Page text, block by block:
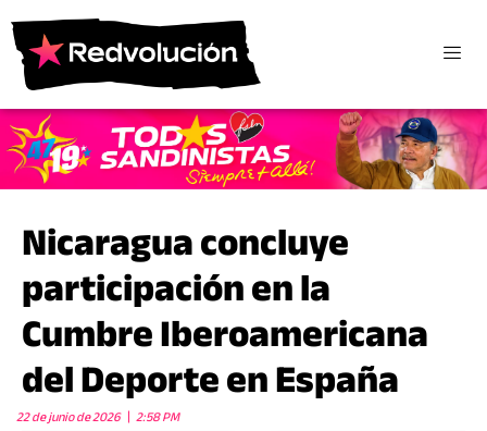
Nicaragua concluye
participación en la
Cumbre Iberoamericana
del Deporte en España
22 de junio de 2026 2:58 PM